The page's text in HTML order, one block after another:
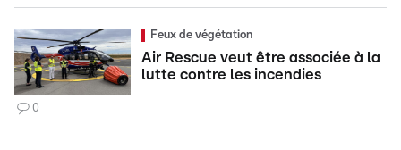
Feux de végétation
Air Rescue veut être associée à la
lutte contre les incendies
0